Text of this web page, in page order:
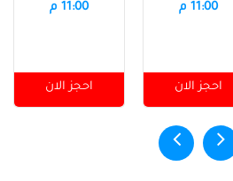
11:00 م
احجز الان
11:00 م
احجز الان